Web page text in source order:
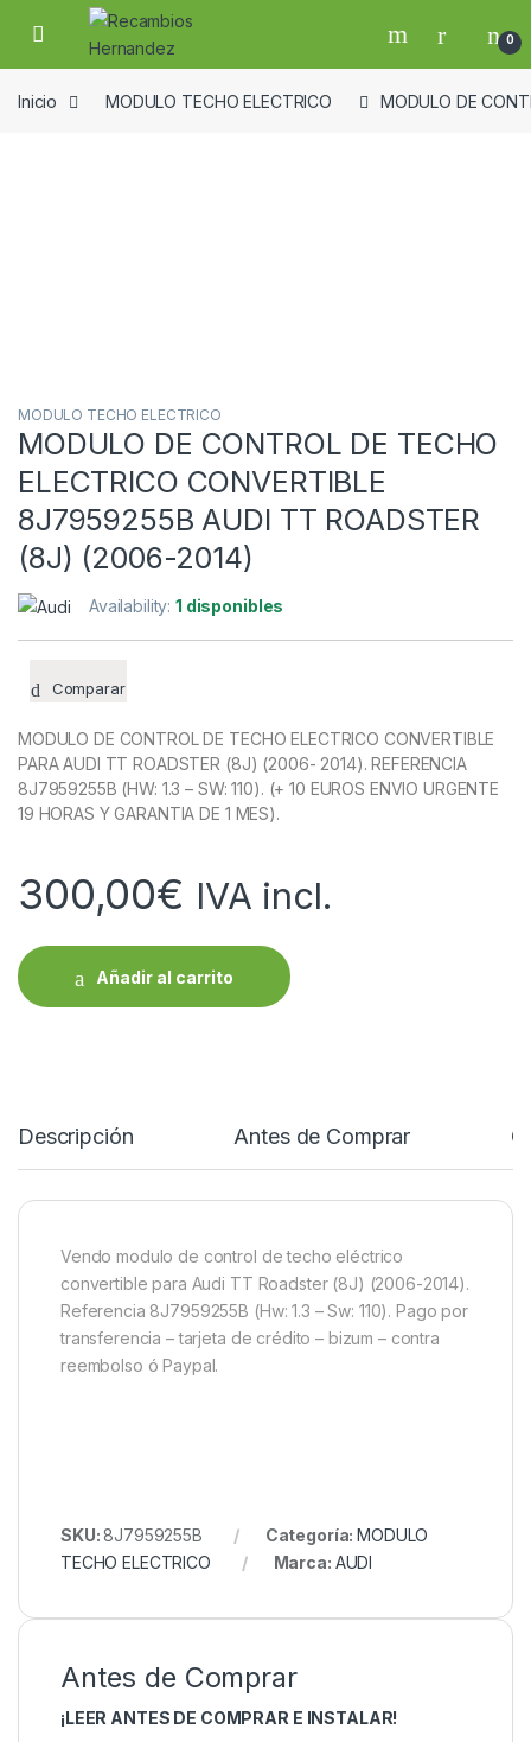
Skip to navigation
Skip to content
Open 0
Inicio MODULO TECHO ELECTRICO MODULO DE
MODULO TECHO ELECTRICO
MODULO DE CONTROL DE TECHO
ELECTRICO CONVERTIBLE
8J7959255B AUDI TT ROADSTER
(8J) (2006-2014)
Availability:1 disponibles
Comparar
MODULO DE CONTROL DE TECHO ELECTRICO CONVERTIBLE
PARA AUDI TT ROADSTER (8J) (2006- 2014). REFERENCIA
8J7959255B (HW: 1.3 – SW: 110). (+ 10 EUROS ENVIO URGENTE
19 HORAS Y GARANTIA DE 1 MES).
300,00€ IVA incl.
Añadir al carrito
Descripción Antes de Comprar
Vendo modulo de control de techo eléctrico
convertible para Audi TT Roadster (8J) (2006-2014).
Referencia 8J7959255B (Hw: 1.3 – Sw: 110). Pago por
transferencia – tarjeta de crédito – bizum – contra
reembolso ó Paypal.
SKU:8J7959255B Categoría:MODULO
TECHO ELECTRICO
Marca: AUDI
Antes de Comprar
¡LEER ANTES DE COMPRAR E INSTALAR!